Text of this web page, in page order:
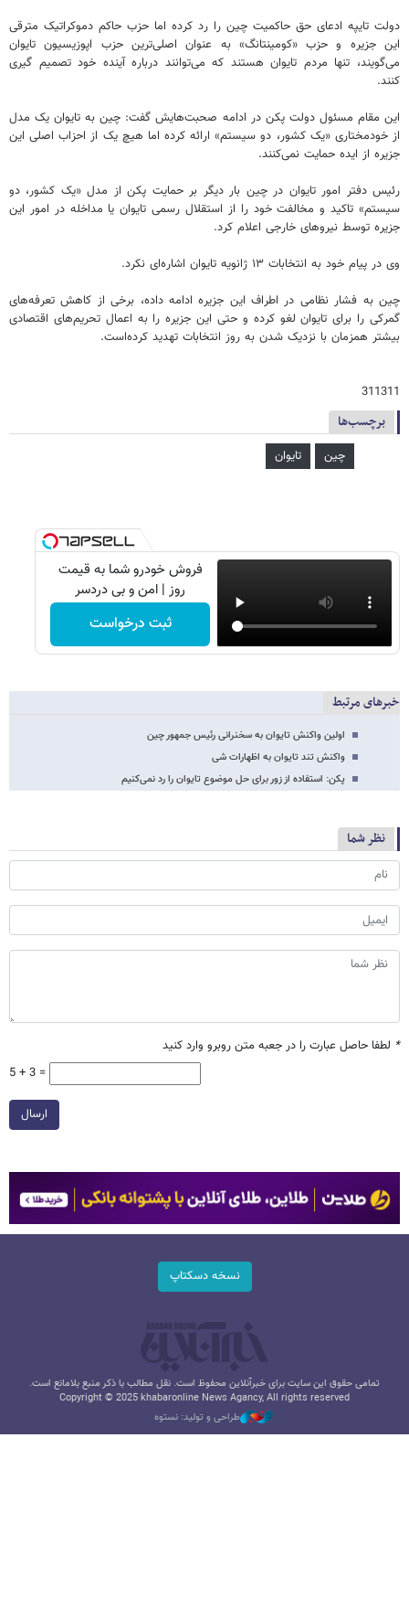
دولت تایپه ادعای حق حاکمیت چین را رد کرده اما حزب حاکم دموکراتیک مترقی
این جزیره و حزب «کومینتانگ» به عنوان اصلی‌ترین حزب اپوزیسیون تایوان
می‌گویند، تنها مردم تایوان هستند که می‌توانند درباره آینده خود تصمیم گیری
کنند.
این مقام مسئول دولت پکن در ادامه صحبت‌هایش گفت: چین به تایوان یک مدل
از خودمختاری «یک کشور، دو سیستم» ارائه کرده اما هیچ یک از احزاب اصلی این
جزیره از ایده حمایت نمی‌کنند.
رئیس دفتر امور تایوان در چین بار دیگر بر حمایت پکن از مدل «یک کشور، دو
سیستم» تاکید و مخالفت خود را از استقلال رسمی تایوان یا مداخله در امور این
جزیره توسط نیروهای خارجی اعلام کرد.
وی در پیام خود به انتخابات ۱۳ ژانویه تایوان اشاره‌ای نکرد.
چین به فشار نظامی در اطراف این جزیره ادامه داده، برخی از کاهش تعرفه‌های
گمرکی را برای تایوان لغو کرده و حتی این جزیره را به اعمال تحریم‌های اقتصادی
بیشتر همزمان با نزدیک شدن به روز انتخابات تهدید کرده‌است.
311311
برچسب‌ها
چین تایوان
فروش خودرو شما به قیمت
روز | امن و بی دردسر
ثبت درخواست
خبرهای مرتبط
اولین واکنش تایوان به سخنرانی رئیس جمهور چین
واکنش تند تایوان به اظهارات شی
پکن: استفاده از زور برای حل موضوع تایوان را رد نمی‌کنیم
نظر شما
* لطفا حاصل عبارت را در جعبه متن روبرو وارد کنید
5 + 3 =
ارسال
نسخه دسکتاپ
تمامی حقوق این سایت برای خبرآنلاین محفوظ است. نقل مطالب با ذکر منبع بلامانع است.
Copyright © 2025 khabaronline News Agancy, All rights reserved
طراحی و تولید: نستوه